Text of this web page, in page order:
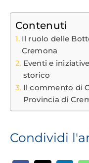
Contenuti
Il ruolo delle
Cremona
Eventi e
storico
Il commento di
Provincia di
Condividi